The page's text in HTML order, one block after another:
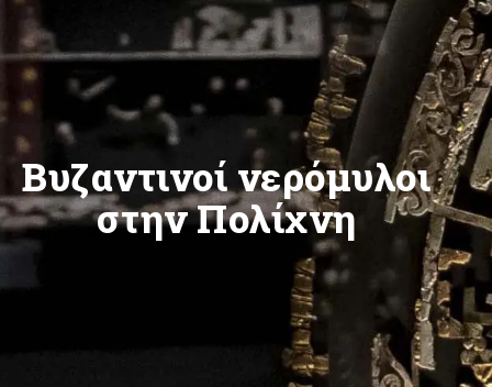
Βυζαντινοί νερόμυλοι
στην Πολίχνη